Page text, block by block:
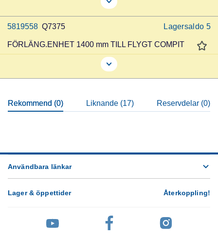
5819558 Q7375 Lagersaldo 5
FÖRLÄNG.ENHET 1400 mm TILL FLYGT COMPIT
Rekommend (0) Liknande (17) Reservdelar (0)
Användbara länkar
Lager & öppettider Återkoppling!